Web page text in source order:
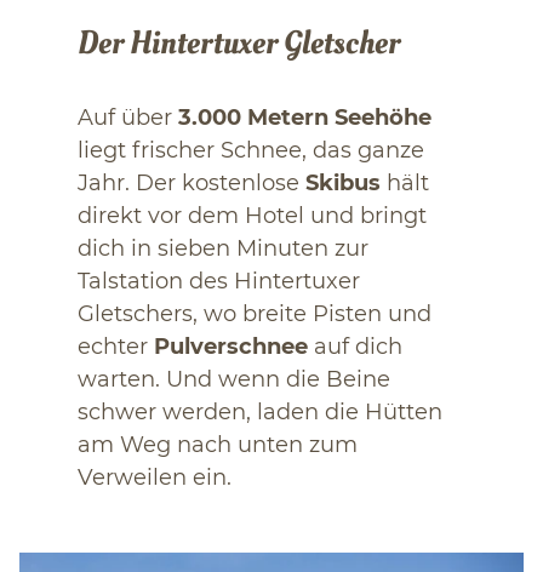
Der Hintertuxer Gletscher
Auf über 3.000 Metern Seehöhe
liegt frischer Schnee, das ganze
Jahr. Der kostenlose Skibus hält
direkt vor dem Hotel und bringt
dich in sieben Minuten zur
Talstation des Hintertuxer
Gletschers, wo breite Pisten und
echter Pulverschnee auf dich
warten. Und wenn die Beine
schwer werden, laden die Hütten
am Weg nach unten zum
Verweilen ein.